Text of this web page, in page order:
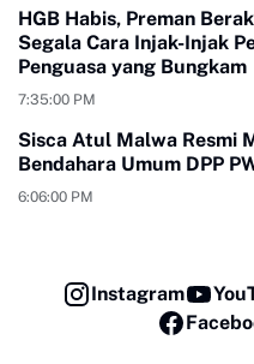
HGB Habis, Preman
Segala Cara Injak-Injak
Penguasa yang Bungkam
7:35:00 PM
Sisca Atul Malwa Resmi
Bendahara Umum DPP
6:06:00 PM
Instagram